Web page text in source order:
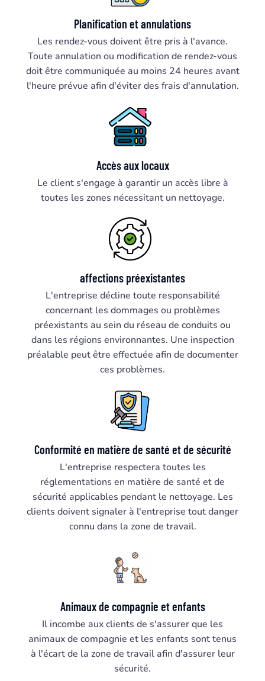
Planification et annulations
Les rendez-vous doivent être pris à l'avance.
Toute annulation ou modification de rendez-vous
doit être communiquée au moins 24 heures avant
l'heure prévue afin d'éviter des frais d'annulation.
Accès aux locaux
Le client s'engage à garantir un accès libre à
toutes les zones nécessitant un nettoyage.
affections préexistantes
L'entreprise décline toute responsabilité
concernant les dommages ou problèmes
préexistants au sein du réseau de conduits ou
dans les régions environnantes. Une inspection
préalable peut être effectuée afin de documenter
ces problèmes.
Conformité en matière de santé et de sécurité
L'entreprise respectera toutes les
réglementations en matière de santé et de
sécurité applicables pendant le nettoyage. Les
clients doivent signaler à l'entreprise tout danger
connu dans la zone de travail.
Animaux de compagnie et enfants
Il incombe aux clients de s'assurer que les
animaux de compagnie et les enfants sont tenus
à l'écart de la zone de travail afin d'assurer leur
sécurité.